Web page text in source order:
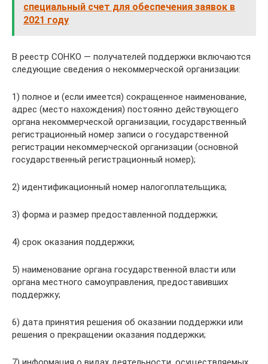
специальный счет для обеспечения заявок в
2021 году
В реестр СОНКО — получателей поддержки включаются
следующие сведения о некоммерческой организации:
1) полное и (если имеется) сокращенное наименование,
адрес (место нахождения) постоянно действующего
органа некоммерческой организации, государственный
регистрационный номер записи о государственной
регистрации некоммерческой организации (основной
государственный регистрационный номер);
2) идентификационный номер налогоплательщика;
3) форма и размер предоставленной поддержки;
4) срок оказания поддержки;
5) наименование органа государственной власти или
органа местного самоуправления, предоставивших
поддержку;
6) дата принятия решения об оказании поддержки или
решения о прекращении оказания поддержки;